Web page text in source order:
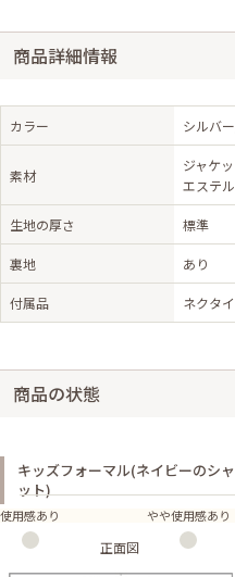
商品詳細情報
カラー シルバ
素材
ジャケ
エステ
生地の厚さ 標準
裏地 あり
付属品 ネクタイ
商品の状態
キッズフォーマル(ネイビーのシ
ット)
使用感あり やや使用感あり
正面図